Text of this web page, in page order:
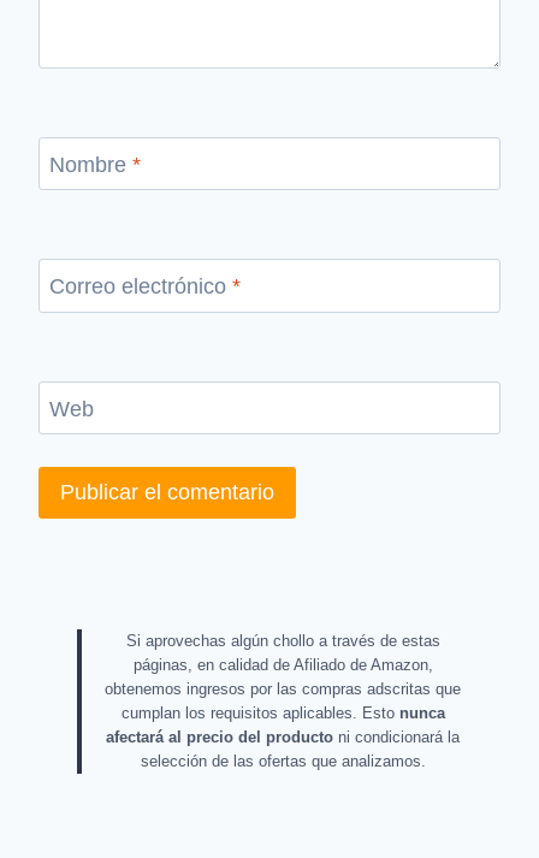
Nombre *
Correo electrónico *
Web
Si aprovechas algún chollo a través de estas
páginas, en calidad de Afiliado de Amazon,
obtenemos ingresos por las compras adscritas que
cumplan los requisitos aplicables. Esto nunca
afectará al precio del producto ni condicionará la
selección de las ofertas que analizamos.